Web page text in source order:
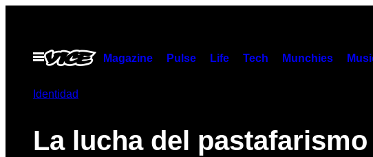
contenido
Abrir
Menú
Magazine Pulse Life Tech Munchies
Identidad
La lucha del pastafarismo